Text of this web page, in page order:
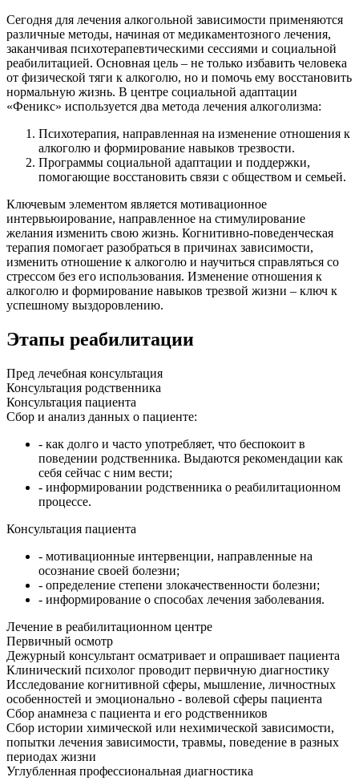
Сегодня для лечения алкогольной зависимости применяются
различные методы, начиная от медикаментозного лечения,
заканчивая психотерапевтическими сессиями и социальной
реабилитацией. Основная цель – не только избавить человека
от физической тяги к алкоголю, но и помочь ему восстановить
нормальную жизнь. В центре социальной адаптации
«Феникс» используется два метода лечения алкоголизма:
Психотерапия, направленная на изменение отношения к
алкоголю и формирование навыков трезвости.
Программы социальной адаптации и поддержки,
помогающие восстановить связи с обществом и семьей.
Ключевым элементом является мотивационное
интервьюирование, направленное на стимулирование
желания изменить свою жизнь. Когнитивно-поведенческая
терапия помогает разобраться в причинах зависимости,
изменить отношение к алкоголю и научиться справляться со
стрессом без его использования. Изменение отношения к
алкоголю и формирование навыков трезвой жизни – ключ к
успешному выздоровлению.
Этапы реабилитации
Пред лечебная консультация
Консультация родственника
Консультация пациента
Cбор и анализ данных о пациенте:
- как долго и часто употребляет, что беспокоит в
поведении родственника. Выдаются рекомендации как
себя сейчас с ним вести;
- информировании родственника о реабилитационном
процессе.
Консультация пациента
- мотивационные интервенции, направленные на
осознание своей болезни;
- определение степени злокачественности болезни;
- информирование о способах лечения заболевания.
Лечение в реабилитационном центре
Первичный осмотр
Дежурный консультант осматривает и опрашивает пациента
Клинический психолог проводит первичную диагностику
Исследование когнитивной сферы, мышление, личностных
особенностей и эмоционально - волевой сферы пациента
Сбор анамнеза с пациента и его родственников
Сбор истории химической или нехимической зависимости,
попытки лечения зависимости, травмы, поведение в разных
периодах жизни
Углубленная профессиональная диагностика